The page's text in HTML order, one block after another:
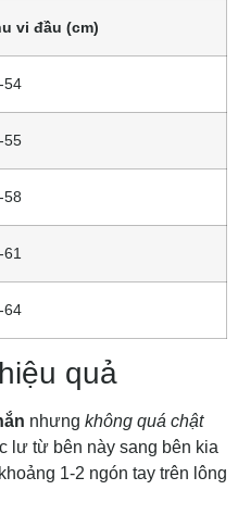
vi đầu (cm)
54
55
58
64
quả
nhưng không quá chật
lư từ bên này sang bên kia
1-2 ngón tay trên lông